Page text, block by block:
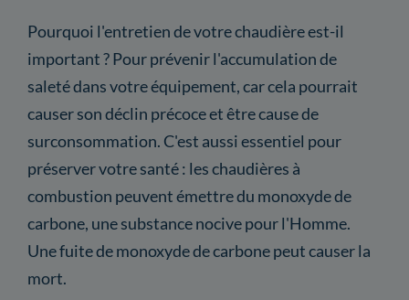
Pourquoi l'entretien de votre chaudière est-il
important ? Pour prévenir l'accumulation de
saleté dans votre équipement, car cela pourrait
causer son déclin précoce et être cause de
surconsommation. C'est aussi essentiel pour
préserver votre santé : les chaudières à
combustion peuvent émettre du monoxyde de
carbone, une substance nocive pour l'Homme.
Une fuite de monoxyde de carbone peut causer la
mort.